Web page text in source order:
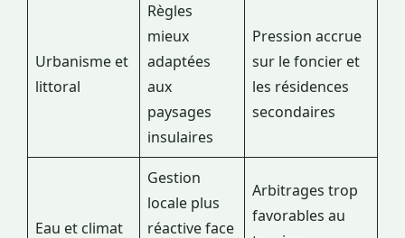
Urbanisme et
littoral
Règles
mieux
adaptées
aux
paysages
insulaires
Pression accrue
sur le foncier et
les résidences
secondaires
Eau et climat
Gestion
locale plus
réactive face
Arbitrages trop
favorables au